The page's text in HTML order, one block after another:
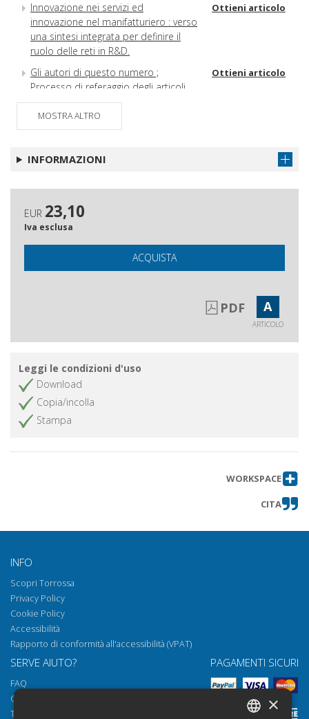
Innovazione nei servizi ed
innovazione nel manifatturiero : verso
una sintesi integrata per definire il
ruolo delle reti in R&D.
Ottieni articolo
Gli autori di questo numero ;
Processo di referaggio degli articoli
proposti per la pubblicazione ;
Norme per autori e collaboratori
Ottieni articolo
MOSTRA ALTRO
INFORMAZIONI
EUR 23,10
Iva esclusa
ACQUISTA
PDF A
ARTICOLO
Leggi le condizioni d'uso
Download
Copia/incolla
Stampa
WORKSPACE
CITA
INFO
Scopri Torrossa
Privacy Policy
Cookie Policy
Accessibilità
Rapporto di conformità all'accessibilità (VPAT)
SERVE AIUTO?
FAQ
Come aprire i nostri documenti
Torrossa Reader
PAGAMENTI SICURI
×